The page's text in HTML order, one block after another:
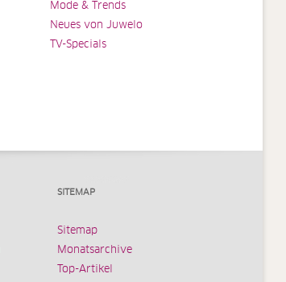
Mode & Trends
Neues von Juwelo
TV-Specials
SITEMAP
Sitemap
Monatsarchive
Top-Artikel